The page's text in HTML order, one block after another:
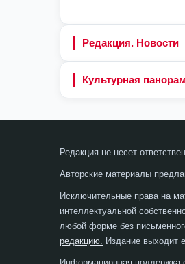
Редакция. Новости
Культурная
Редакция не несет
Авторские материалы
Исключительные права на
интеллектуальной
любой форме без
редакцию. Издание выходит